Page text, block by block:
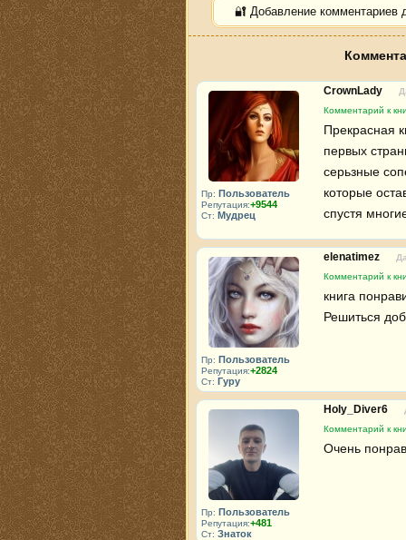
🔐 Добавление комментариев
Пр: Пользователь
Репутация:+9544
Ст: Мудрец
CrownLady
Комментарий к
Прекрасная
первых
серьзные
которые
спустя
Пр: Пользователь
Репутация:+2824
Ст: Гуру
elenatimez
Комментарий к
книга
Решиться
Пр: Пользователь
Репутация:+481
Ст: Знаток
Holy_Diver6
Комментарий к
Очень